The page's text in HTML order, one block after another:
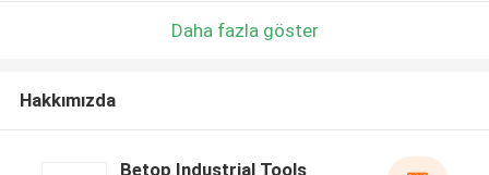
Daha fazla göster
Hakkımızda
Betop Industrial Tools